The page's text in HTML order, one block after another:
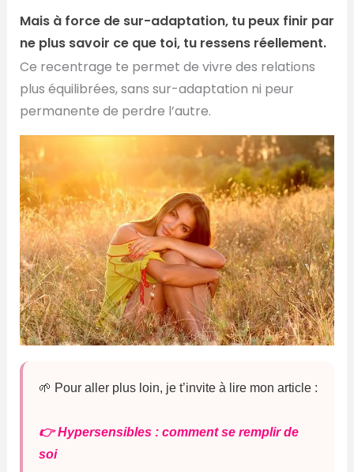
Mais à force de sur-adaptation, tu peux finir par
ne plus savoir ce que toi, tu ressens réellement.
Ce recentrage te permet de vivre des relations
plus équilibrées, sans sur-adaptation ni peur
permanente de perdre l’autre.
🌱 Pour aller plus loin, je t’invite à lire mon article :
👉 Hypersensibles : comment se remplir de
soi